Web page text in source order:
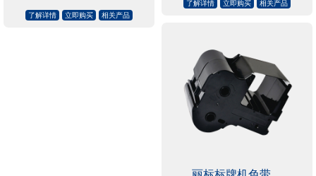
了解详情 立即购买 相关产品
了解详情 立即购买 相关产品